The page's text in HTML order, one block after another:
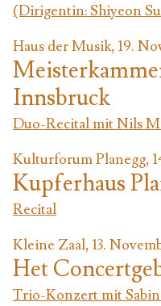
(Dirigentin: Shiyeon
Haus der Musik, 19.
Innsbruck
Duo-Recital mit Nils
Kulturforum Planegg,
Kupferhaus
Recital
Kleine Zaal, 13.
Het
Trio-Konzert mit